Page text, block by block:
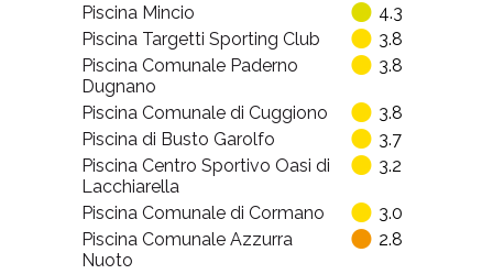
Piscina Mincio
4.3
Piscina Targetti Sporting Club
3.8
Piscina Comunale Paderno
Dugnano
3.8
Piscina Comunale di Cuggiono
3.8
Piscina di Busto Garolfo
3.7
Piscina Centro Sportivo Oasi di
Lacchiarella
3.2
Piscina Comunale di Cormano
3.0
Piscina Comunale Azzurra
Nuoto
2.8